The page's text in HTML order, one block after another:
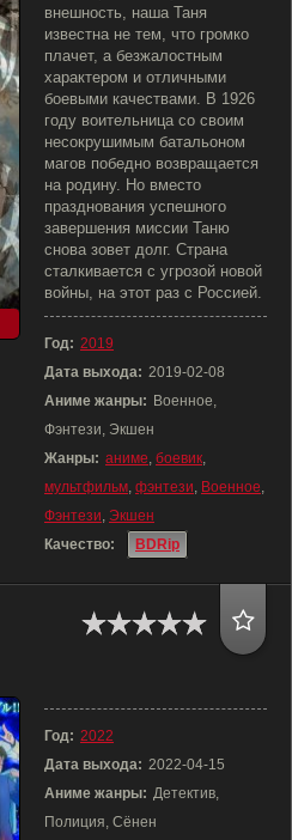
внешность, наша Таня
известна не тем, что громко
плачет, а безжалостным
характером и отличными
боевыми качествами. В 1926
году воительница со своим
несокрушимым батальоном
магов победно возвращается
на родину. Но вместо
празднования успешного
завершения миссии Таню
снова зовет долг. Страна
сталкивается с угрозой новой
войны, на этот раз с Россией.
Год: 2019
Дата выхода: 2019-02-08
Аниме жанры: Военное,
Фэнтези, Экшен
Жанры: аниме, боевик,
мультфильм, фэнтези, Военное,
Фэнтези, Экшен
Качество:
BDRip
Год: 2022
Дата выхода: 2022-04-15
Аниме жанры: Детектив,
Полиция, Сёнен